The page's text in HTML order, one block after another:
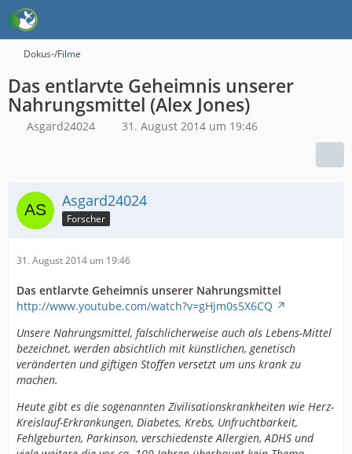
Dokus-/Filme
Das entlarvte Geheimnis unserer
Nahrungsmittel (Alex Jones)
Asgard24024 31. August 2014 um 19:46
Asgard24024
Forscher
31. August 2014 um 19:46
Das entlarvte Geheimnis unserer Nahrungsmittel
http://www.youtube.com/watch?v=gHjm0s5X6CQ
Unsere Nahrungsmittel, fälschlicherweise auch als Lebens-Mittel
bezeichnet, werden absichtlich mit künstlichen, genetisch
veränderten und giftigen Stoffen versetzt um uns krank zu
machen.
Heute gibt es die sogenannten Zivilisationskrankheiten wie Herz-
Kreislauf-Erkrankungen, Diabetes, Krebs, Unfruchtbarkeit,
Fehlgeburten, Parkinson, verschiedenste Allergien, ADHS und